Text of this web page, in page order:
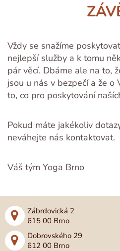
Vždy se snažíme
nejlepší služby a k tomu
pár věcí. Dbáme ale na to,
jsou u nás v bezpečí a že o
to, co pro poskytování
Pokud máte jakékoliv
neváhejte nás kontaktovat.
Váš tým Yoga Brno
Zábrdovická 2
615 00 Brno
Dobrovského 29
612 00 Brno